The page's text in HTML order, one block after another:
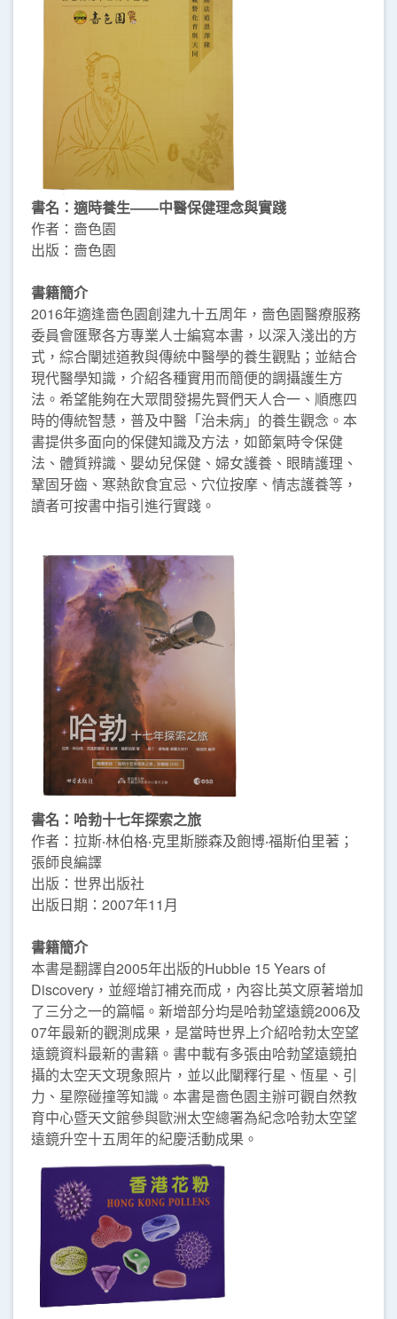
書名：適時養生——中醫保健理念與實踐
作者：嗇色園
出版：嗇色園
書籍簡介
2016年適逢嗇色園創建九十五周年，嗇色園醫療服務
委員會匯聚各方專業人士編寫本書，以深入淺出的方
式，綜合闡述道教與傳統中醫學的養生觀點；並結合
現代醫學知識，介紹各種實用而簡便的調攝護生方
法。希望能夠在大眾間發揚先賢們天人合一、順應四
時的傳統智慧，普及中醫「治未病」的養生觀念。本
書提供多面向的保健知識及方法，如節氣時令保健
法、體質辨識、嬰幼兒保健、婦女護養、眼睛護理、
鞏固牙齒、寒熱飲食宜忌、穴位按摩、情志護養等，
讀者可按書中指引進行實踐。
書名：哈勃十七年探索之旅
作者：拉斯‧林伯格‧克里斯滕森及飽博‧福斯伯里著；
張師良編譯
出版：世界出版社
出版日期：2007年11月
書籍簡介
本書是翻譯自2005年出版的Hubble 15 Years of
Discovery，並經增訂補充而成，內容比英文原著增加
了三分之一的篇幅。新增部分均是哈勃望遠鏡2006及
07年最新的觀測成果，是當時世界上介紹哈勃太空望
遠鏡資料最新的書籍。書中載有多張由哈勃望遠鏡拍
攝的太空天文現象照片，並以此闡釋行星、恆星、引
力、星際碰撞等知識。本書是嗇色園主辦可觀自然教
育中心暨天文館參與歐洲太空總署為紀念哈勃太空望
遠鏡升空十五周年的紀慶活動成果。